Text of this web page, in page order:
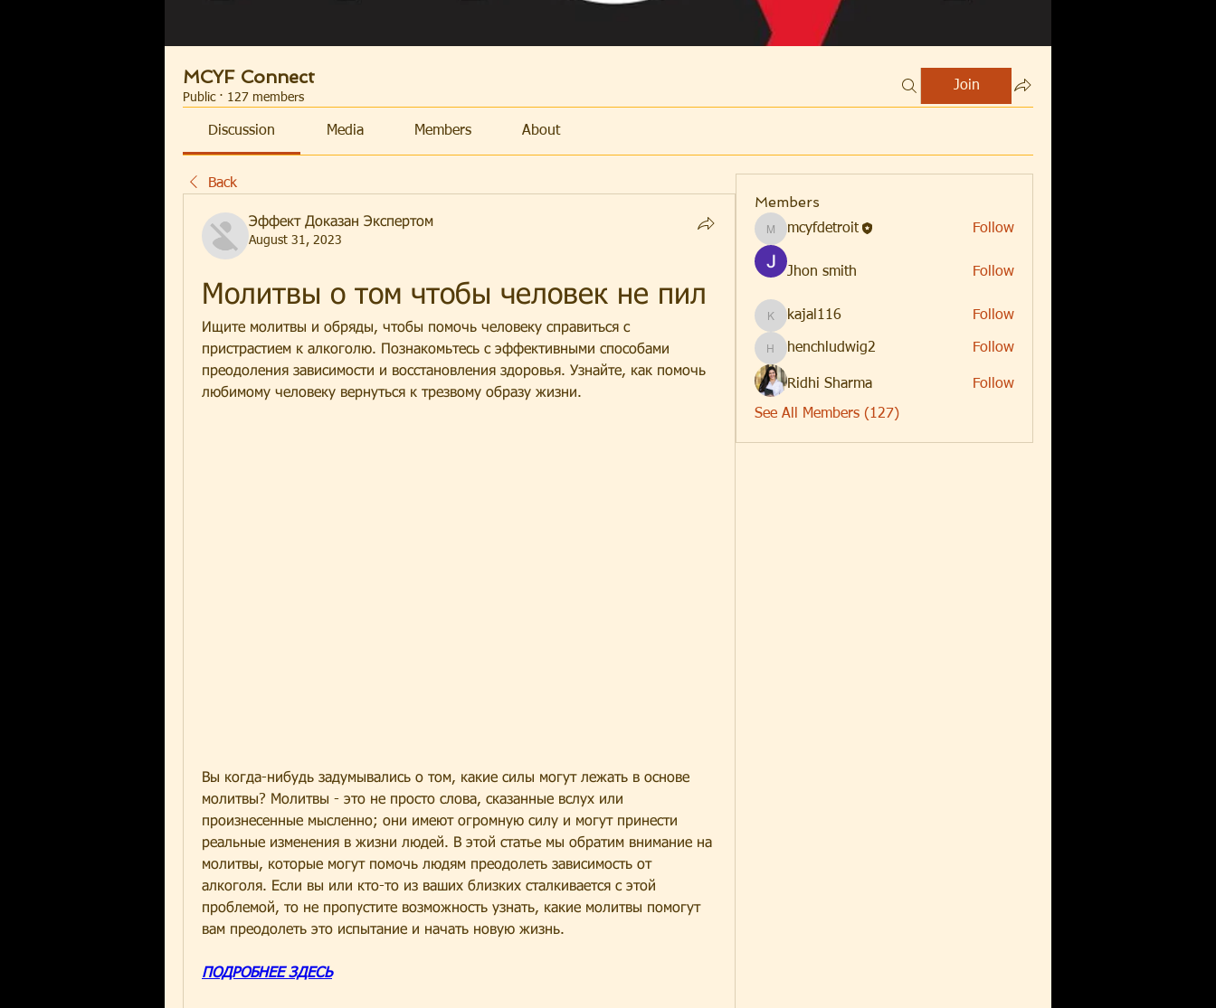
MCYF Connect
Public · 127 members
Join
Discussion Media Members About
Back
Эффект Доказан Экспертом
August 31, 2023
Молитвы о том чтобы человек не пил
Ищите молитвы и обряды, чтобы помочь человеку справиться с
пристрастием к алкоголю. Познакомьтесь с эффективными способами
преодоления зависимости и восстановления здоровья. Узнайте, как помочь
любимому человеку вернуться к трезвому образу жизни.
Вы когда-нибудь задумывались о том, какие силы могут лежать в основе
молитвы? Молитвы - это не просто слова, сказанные вслух или
произнесенные мысленно; они имеют огромную силу и могут принести
реальные изменения в жизни людей. В этой статье мы обратим внимание на
молитвы, которые могут помочь людям преодолеть зависимость от
алкоголя. Если вы или кто-то из ваших близких сталкивается с этой
проблемой, то не пропустите возможность узнать, какие молитвы помогут
вам преодолеть это испытание и начать новую жизнь.
ПОДРОБНЕЕ ЗДЕСЬ
Members
mcyfdetroit
mcyfdetroit Follow
Jhon smith Follow
kajal116
kajal116 Follow
henchludwig2
henchludwig2 Follow
Ridhi Sharma Follow
See All Members (127)